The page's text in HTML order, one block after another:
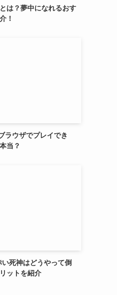
は？夢中になれるおす
！
ウザでプレイでき
当？
死神はどうやって倒
ットを紹介